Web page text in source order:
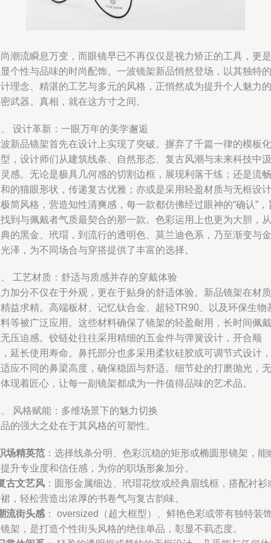
潮流瞬息万变，而眼镜早已不再仅仅是视力矫正的工具，更是
个性与品味的时尚配饰。一波镜架新品悄然登场，以其独特的
理念、精湛的工艺与多元的风格，正悄然成为提升个人魅力的
武器。真相，就在这方寸之间。
设计革新：一眼万年的美学邂逅
新品镜架首先在设计上实现了突破。摒弃了千篇一律的模板化
，设计师们从建筑线条、自然形态、复古风潮与未来科技中汲
感。无论是极具几何感的切割边框，展现利落干练；还是流畅
的猫眼形状，传递复古优雅；亦或是采用轻盈材质与无框设计
简风格，营造知性清爽感，每一款都仿佛经过眼神的“确认”，
到与佩戴者气质最契合的那一款。色彩运用上也更为大胆，从
的黑金、玳瑁，到流行的透明色、莫兰迪色系，乃至渐变与金
泽，为不同场合与穿搭提供了丰富的选择。
工艺材质：舒适与质感并存的穿戴体验
加分不仅在于外观，更在于贴身的舒适体验。新品镜架在材质
益求精。高端板材、记忆钛合金、超轻TR90、以及环保生物
等被广泛应用。这些材料确保了镜架的轻盈耐用，长时间佩戴
压迫感。铰链处往往采用精细的五金件与弹簧设计，开合顺
延长使用寿命。鼻托部分也多采用柔软硅胶或可调节式设计，
应不同的鼻梁高度，确保稳固与舒适。细节处的打磨抛光，无
现着匠心，让每一副镜架都成为一件值得品味的艺术品。
风格赋能：多维场景下的魅力切换
的强大之处在于其风格的可塑性。
场精英范 ：选择线条分明、色彩沉稳的矩形或椭圆形镜架，能
升专业度和信任感，为你的职场形象加分。
古文艺风 ：圆形金属细边、玳瑁花纹或经典眉线框，搭配衬衫
，轻松营造出浓厚的书卷气与复古韵味。
流街头感 ： oversized（超大框型）、鲜艳色彩或带有独特装
架，是打造个性街头风格的绝佳单品，彰显不羁态度。